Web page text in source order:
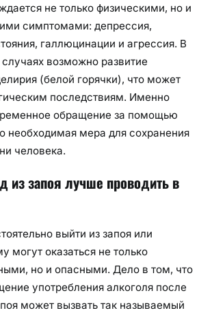
не только физическими, но и
симптомами: депрессия,
галлюцинации и агрессия. В
возможно развитие
(белой горячки), что может
последствиям. Именно
обращение за помощью
необходимая мера для сохранения
человека.
из запоя лучше проводить в
выйти из запоя или
могут оказаться не только
но и опасными. Дело в том, что
употребления алкоголя после
может вызвать так называемый